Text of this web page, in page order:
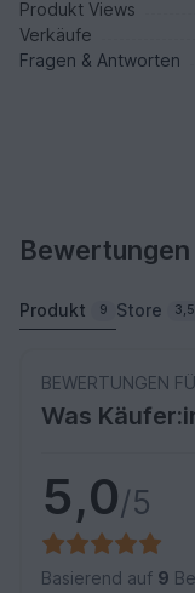
Produkt Views
Verkäufe
Fragen & Antworten
Bewertungen
Produkt 9 Store
BEWERTUNGEN
Was
5,0/5
Basierend auf 9